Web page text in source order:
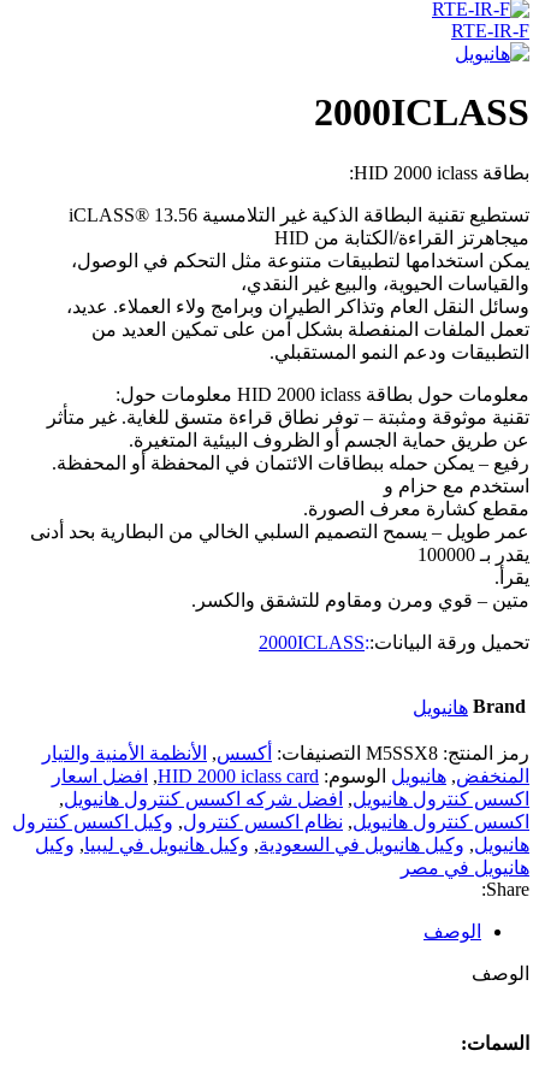
RTE-IR-F
2000ICLASS
بطاقة HID 2000 iclass:
تستطيع تقنية البطاقة الذكية غير التلامسية iCLASS® 13.56
ميجاهرتز القراءة/الكتابة من HID
يمكن استخدامها لتطبيقات متنوعة مثل التحكم في الوصول،
والقياسات الحيوية، والبيع غير النقدي،
وسائل النقل العام وتذاكر الطيران وبرامج ولاء العملاء. عديد،
تعمل الملفات المنفصلة بشكل آمن على تمكين العديد من
التطبيقات ودعم النمو المستقبلي.
معلومات حول بطاقة HID 2000 iclass معلومات حول:
تقنية موثوقة ومثبتة – توفر نطاق قراءة متسق للغاية. غير متأثر
عن طريق حماية الجسم أو الظروف البيئية المتغيرة.
رفيع – يمكن حمله ببطاقات الائتمان في المحفظة أو المحفظة.
استخدم مع حزام و
مقطع كشارة معرف الصورة.
عمر طويل – يسمح التصميم السلبي الخالي من البطارية بحد أدنى
يقدر بـ 100000
يقرأ.
متين – قوي ومرن ومقاوم للتشقق والكسر.
تحميل ورقة البيانات::
2000ICLASS
Brand هانيويل
رمز المنتج: M5SSX8 التصنيفات: أكسس, الأنظمة الأمنية والتيار
المنخفض, هانيويل الوسوم: HID 2000 iclass card
, افضل اسعار
اكسس كنترول هانيويل, افضل شركه اكسس كنترول هانيويل,
اكسس كنترول هانيويل, نظام اكسس كنترول, وكيل اكسس كنترول
هانيويل, وكيل هانيويل في السعودية, وكيل هانيويل في ليبيا, وكيل
هانيويل في مصر
Share:
الوصف
الوصف
السمات: